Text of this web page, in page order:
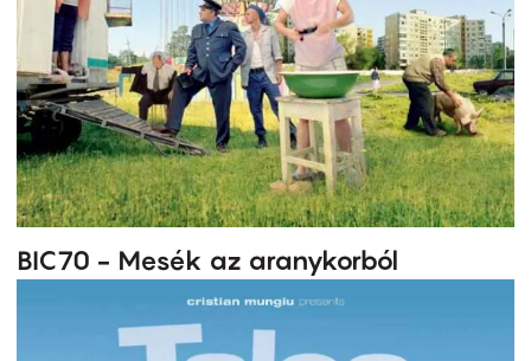
BIC70 - Mesék az aranykorból